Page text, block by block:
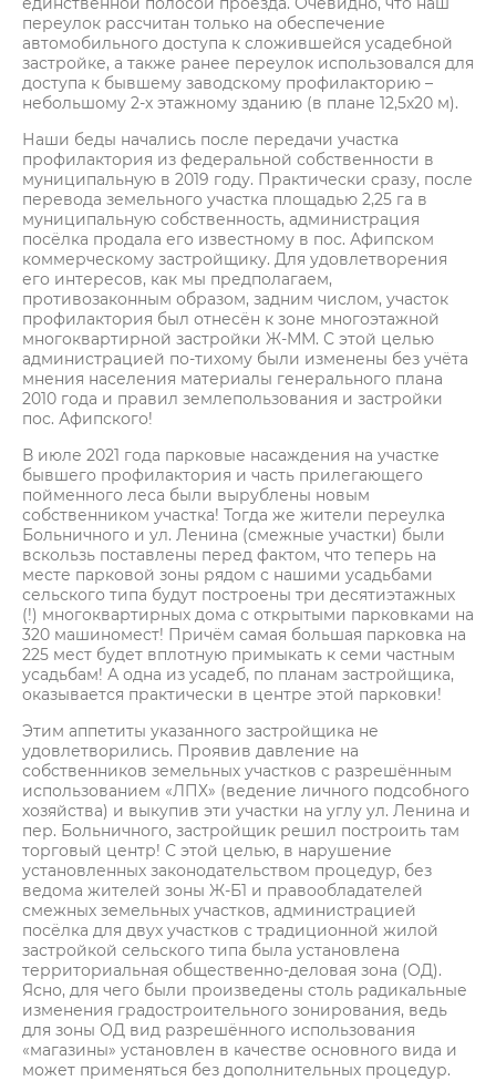
переулок рассчитан только на обеспечение
автомобильного доступа к сложившейся усадебной
застройке, а также ранее переулок использовался для
доступа к бывшему заводскому профилакторию –
небольшому 2-х этажному зданию (в плане 12,5х20 м).
Наши беды начались после передачи участка
профилактория из федеральной собственности в
муниципальную в 2019 году. Практически сразу, после
перевода земельного участка площадью 2,25 га в
муниципальную собственность, администрация
посёлка продала его известному в пос. Афипском
коммерческому застройщику. Для удовлетворения
его интересов, как мы предполагаем,
противозаконным образом, задним числом, участок
профилактория был отнесён к зоне многоэтажной
многоквартирной застройки Ж-ММ. С этой целью
администрацией по-тихому были изменены без учёта
мнения населения материалы генерального плана
2010 года и правил землепользования и застройки
пос. Афипского!
В июле 2021 года парковые насаждения на участке
бывшего профилактория и часть прилегающего
пойменного леса были вырублены новым
собственником участка! Тогда же жители переулка
Больничного и ул. Ленина (смежные участки) были
вскользь поставлены перед фактом, что теперь на
месте парковой зоны рядом с нашими усадьбами
сельского типа будут построены три десятиэтажных
(!) многоквартирных дома с открытыми парковками на
320 машиномест! Причём самая большая парковка на
225 мест будет вплотную примыкать к семи частным
усадьбам! А одна из усадеб, по планам застройщика,
оказывается практически в центре этой парковки!
Этим аппетиты указанного застройщика не
удовлетворились. Проявив давление на
собственников земельных участков с разрешённым
использованием «ЛПХ» (ведение личного подсобного
хозяйства) и выкупив эти участки на углу ул. Ленина и
пер. Больничного, застройщик решил построить там
торговый центр! С этой целью, в нарушение
установленных законодательством процедур, без
ведома жителей зоны Ж-Б1 и правообладателей
смежных земельных участков, администрацией
посёлка для двух участков с традиционной жилой
застройкой сельского типа была установлена
территориальная общественно-деловая зона (ОД).
Ясно, для чего были произведены столь радикальные
изменения градостроительного зонирования, ведь
для зоны ОД вид разрешённого использования
«магазины» установлен в качестве основного вида и
может применяться без дополнительных процедур.